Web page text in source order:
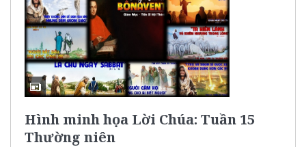
Hình minh họa Lời Chúa: Tuần 15
Thường niên